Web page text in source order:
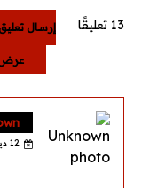
13 تعليقًا إرسال تعليق
عرض
12 ديسمبر 2020 في 11:15 م